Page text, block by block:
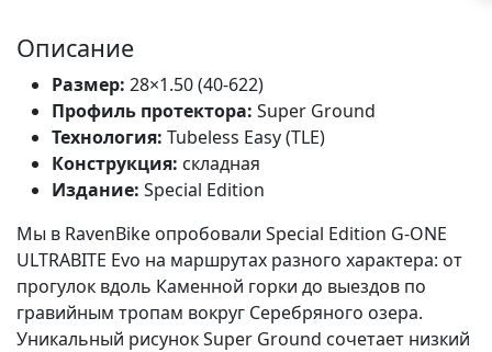
Описание
Размер: 28×1.50 (40-622)
Профиль протектора: Super Ground
Технология: Tubeless Easy (TLE)
Конструкция: складная
Издание: Special Edition
Мы в RavenBike опробовали Special Edition G-ONE
ULTRABITE Evo на маршрутах разного характера: от
прогулок вдоль Каменной горки до выездов по
гравийным тропам вокруг Серебряного озера.
Уникальный рисунок Super Ground сочетает низкий